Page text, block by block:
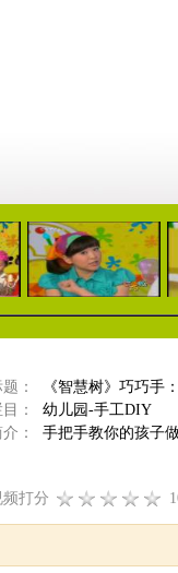
05:04
：
《智慧树》巧巧手
：
幼儿园-手工DIY产
：
手把手教你的孩子做
频打分